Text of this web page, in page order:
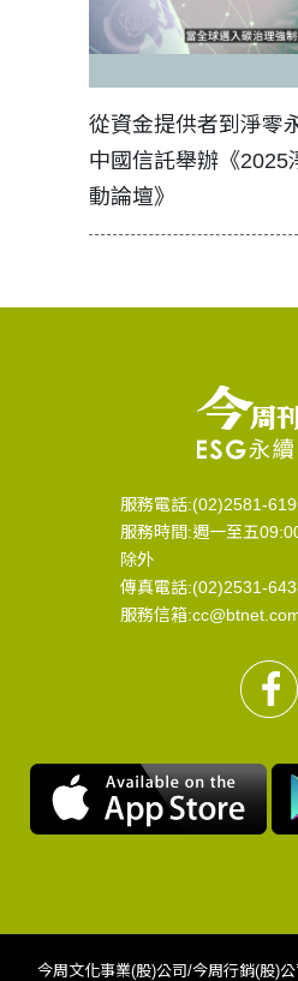
從資金提供者到淨零
中國信託舉辦《2025
動論壇》
服務電話:(02)2581-
服務時間:週一至五
除外
傳真電話:(02)2531-
服務信箱
今周文化事業(股)公司/今周行銷(股)